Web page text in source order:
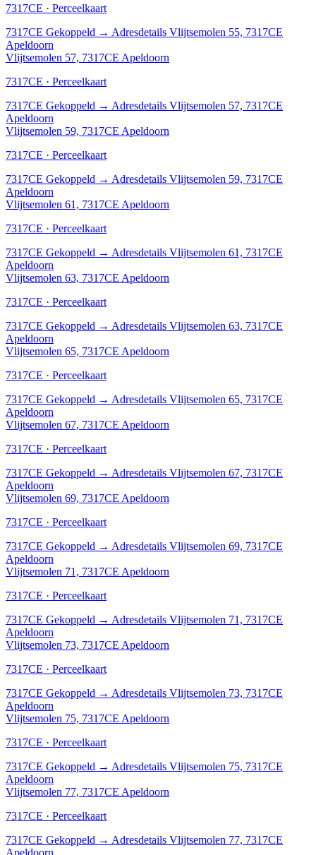
7317CE · Perceelkaart
7317CE Gekoppeld → Adresdetails Vlijtsemolen 55, 7317CE
Apeldoorn
Vlijtsemolen 57, 7317CE Apeldoorn
7317CE · Perceelkaart
7317CE Gekoppeld → Adresdetails Vlijtsemolen 57, 7317CE
Apeldoorn
Vlijtsemolen 59, 7317CE Apeldoorn
7317CE · Perceelkaart
7317CE Gekoppeld → Adresdetails Vlijtsemolen 59, 7317CE
Apeldoorn
Vlijtsemolen 61, 7317CE Apeldoorn
7317CE · Perceelkaart
7317CE Gekoppeld → Adresdetails Vlijtsemolen 61, 7317CE
Apeldoorn
Vlijtsemolen 63, 7317CE Apeldoorn
7317CE · Perceelkaart
7317CE Gekoppeld → Adresdetails Vlijtsemolen 63, 7317CE
Apeldoorn
Vlijtsemolen 65, 7317CE Apeldoorn
7317CE · Perceelkaart
7317CE Gekoppeld → Adresdetails Vlijtsemolen 65, 7317CE
Apeldoorn
Vlijtsemolen 67, 7317CE Apeldoorn
7317CE · Perceelkaart
7317CE Gekoppeld → Adresdetails Vlijtsemolen 67, 7317CE
Apeldoorn
Vlijtsemolen 69, 7317CE Apeldoorn
7317CE · Perceelkaart
7317CE Gekoppeld → Adresdetails Vlijtsemolen 69, 7317CE
Apeldoorn
Vlijtsemolen 71, 7317CE Apeldoorn
7317CE · Perceelkaart
7317CE Gekoppeld → Adresdetails Vlijtsemolen 71, 7317CE
Apeldoorn
Vlijtsemolen 73, 7317CE Apeldoorn
7317CE · Perceelkaart
7317CE Gekoppeld → Adresdetails Vlijtsemolen 73, 7317CE
Apeldoorn
Vlijtsemolen 75, 7317CE Apeldoorn
7317CE · Perceelkaart
7317CE Gekoppeld → Adresdetails Vlijtsemolen 75, 7317CE
Apeldoorn
Vlijtsemolen 77, 7317CE Apeldoorn
7317CE · Perceelkaart
7317CE Gekoppeld → Adresdetails Vlijtsemolen 77, 7317CE
Apeldoorn